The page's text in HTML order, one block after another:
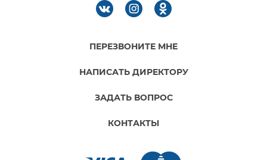
ПЕРЕЗВОНИТЕ МНЕ
НАПИСАТЬ ДИРЕКТОРУ
ЗАДАТЬ ВОПРОС
КОНТАКТЫ